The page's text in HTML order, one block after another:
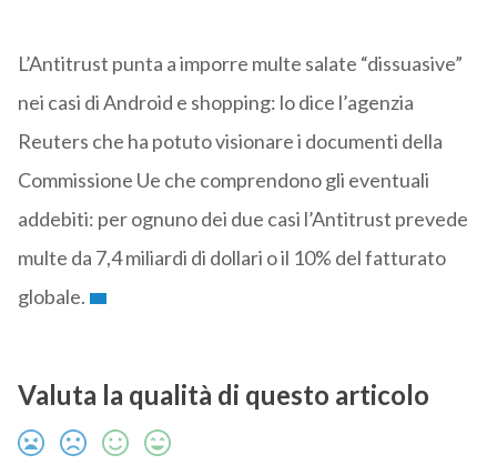
L’Antitrust punta a imporre multe salate “dissuasive”
nei casi di Android e shopping: lo dice l’agenzia
Reuters che ha potuto visionare i documenti della
Commissione Ue che comprendono gli eventuali
addebiti: per ognuno dei due casi l’Antitrust prevede
multe da 7,4 miliardi di dollari o il 10% del fatturato
globale.
Valuta la qualità di questo articolo